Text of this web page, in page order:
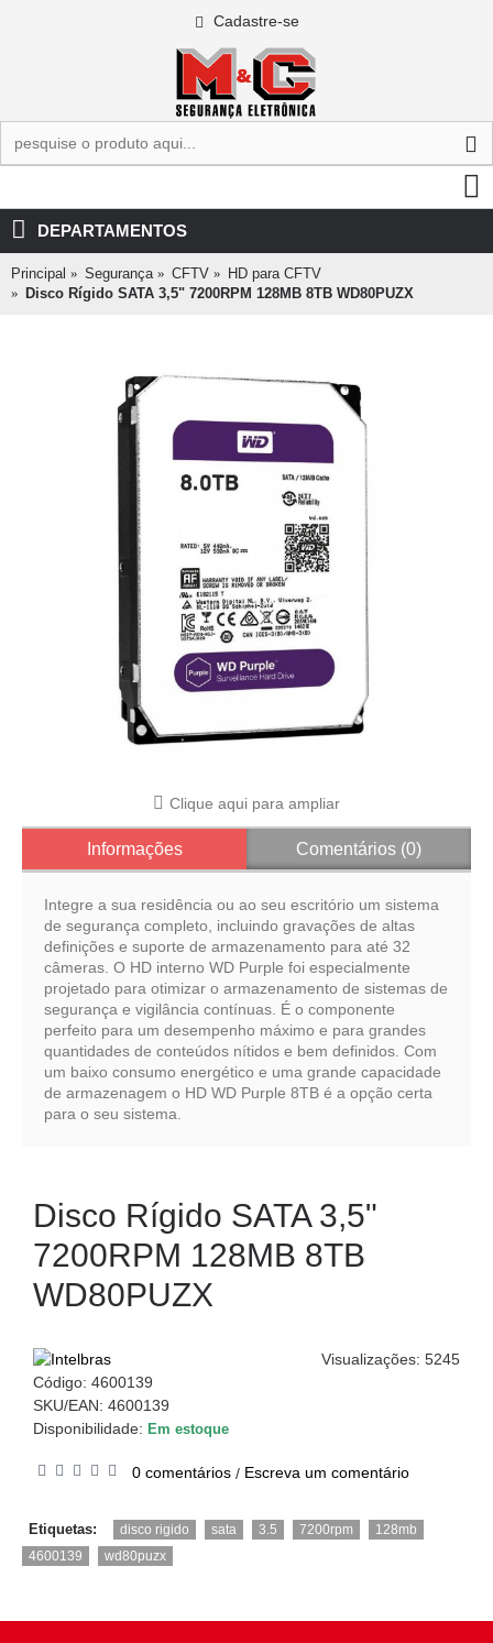
Cadastre-se
DEPARTAMENTOS
Principal Segurança CFTV
HD para CFTV
Disco Rígido SATA 3,5" 7200RPM 128MB 8TB WD80PUZX
Clique aqui para ampliar
Informações Comentários (0)
Integre a sua residência ou ao seu escritório um sistema
de segurança completo, incluindo gravações de altas
definições e suporte de armazenamento para até 32
câmeras. O HD interno WD Purple foi especialmente
projetado para otimizar o armazenamento de sistemas de
segurança e vigilância contínuas. É o componente
perfeito para um desempenho máximo e para grandes
quantidades de conteúdos nítidos e bem definidos. Com
um baixo consumo energético e uma grande capacidade
de armazenagem o HD WD Purple 8TB é a opção certa
para o seu sistema.
Disco Rígido SATA 3,5"
7200RPM 128MB 8TB
WD80PUZX
Visualizações: 5245
Código: 4600139
SKU/EAN: 4600139
Disponibilidade: Em estoque
0 comentários / Escreva um comentário
Etiquetas: disco rigido sata 3.5 7200rpm 128mb
4600139 wd80puzx